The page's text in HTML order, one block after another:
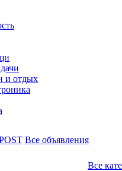
и отдых
Все объявления
Все